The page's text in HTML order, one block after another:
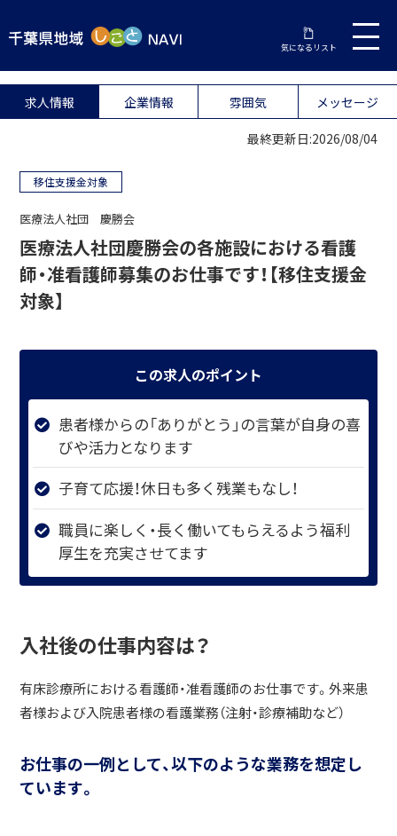
気になるリスト
求人情報 企業情報 雰囲気 メッセージ
最終更新日:2026/08/04
移住支援金対象
医療法人社団 慶勝会
医療法人社団慶勝会の各施設における看護
師・准看護師募集のお仕事です！【移住支援金
対象】
この求人のポイント
患者様からの「ありがとう」の言葉が自身の喜
びや活力となります
子育て応援！休日も多く残業もなし！
職員に楽しく・長く働いてもらえるよう福利
厚生を充実させてます
入社後の仕事内容は？
有床診療所における看護師・准看護師のお仕事です。外来患
者様および入院患者様の看護業務（注射・診療補助など）
お仕事の一例として、以下のような業務を想定し
ています。